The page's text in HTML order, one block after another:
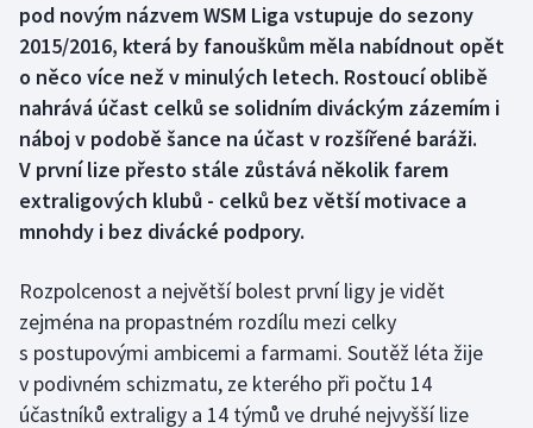
Boby a skeleton
Box
Curling
Cyklistika
Dostihy
Florbal
Futsal
Golf
pod novým názvem WSM Liga vstupuje do sezony
2015/2016, která by fanouškům měla nabídnout opět
o něco více než v minulých letech. Rostoucí oblibě
nahrává účast celků se solidním diváckým zázemím i
náboj v podobě šance na účast v rozšířené baráži.
V první lize přesto stále zůstává několik farem
extraligových klubů - celků bez větší motivace a
mnohdy i bez divácké podpory.
Rozpolcenost a největší bolest první ligy je vidět
zejména na propastném rozdílu mezi celky
s postupovými ambicemi a farmami. Soutěž léta žije
v podivném schizmatu, ze kterého při počtu 14
účastníků extraligy a 14 týmů ve druhé nejvyšší lize